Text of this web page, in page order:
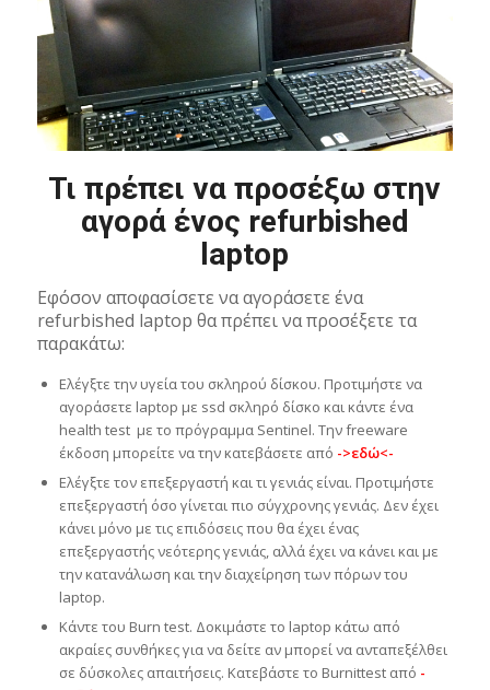
Τι πρέπει να προσέξω στην
αγορά ένος refurbished
laptop
Εφόσον αποφασίσετε να αγοράσετε ένα
refurbished laptop θα πρέπει να προσέξετε τα
παρακάτω:
Ελέγξτε την υγεία του σκληρού δίσκου. Προτιμήστε να
αγοράσετε laptop με ssd σκληρό δίσκο και κάντε ένα
health test με το πρόγραμμα Sentinel. Την freeware
έκδοση μπορείτε να την κατεβάσετε από ->εδώ<-
Ελέγξτε τον επεξεργαστή και τι γενιάς είναι. Προτιμήστε
επεξεργαστή όσο γίνεται πιο σύγχρονης γενιάς. Δεν έχει
κάνει μόνο με τις επιδόσεις που θα έχει ένας
επεξεργαστής νεότερης γενιάς, αλλά έχει να κάνει και με
την κατανάλωση και την διαχείρηση των πόρων του
laptop.
Κάντε του Burn test. Δοκιμάστε το laptop κάτω από
ακραίες συνθήκες για να δείτε αν μπορεί να ανταπεξέλθει
σε δύσκολες απαιτήσεις. Κατεβάστε το Burnittest από -